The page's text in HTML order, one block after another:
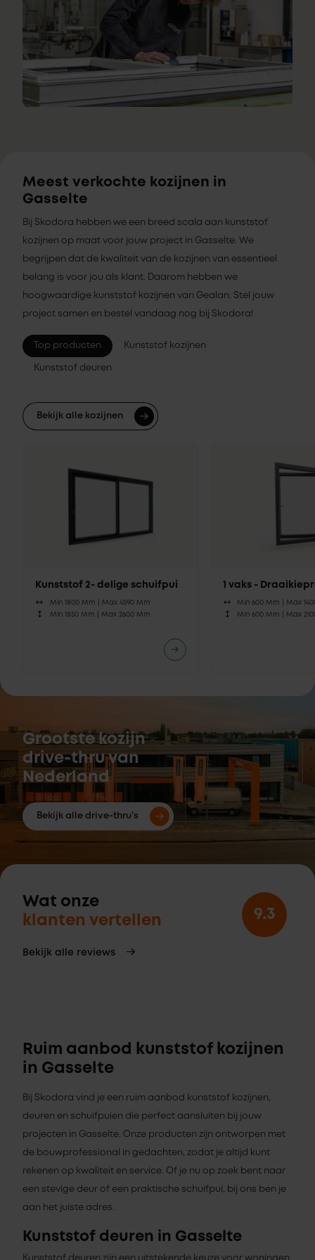
Meest verkochte kozijnen in
Gasselte
Bij Skodora hebben we een breed scala aan kunststof
kozijnen op maat voor jouw project in Gasselte. We
begrijpen dat de kwaliteit van de kozijnen van essentieel
belang is voor jou als klant. Daarom hebben we
hoogwaardige kunststof kozijnen van Gealan. Stel jouw
project samen en bestel vandaag nog bij Skodora!
Top producten Kunststof kozijnen
Kunststof deuren
Bekijk alle kozijnen
Kunststof 2- delige schuifpui
Min 1800 Mm | Max 4590 Mm
Min 1850 Mm | Max 2600 Mm
1 vaks -
Min 600 Mm |Max
Min 600 Mm |Max
Grootste kozijn
drive-thru van
Nederland
Bekijk alle drive-thru's
Wat onze
klanten vertellen
Bekijk alle reviews
9.3
Ruim aanbod kunststof kozijnen
in Gasselte
Bij Skodora vind je een ruim aanbod kunststof kozijnen,
deuren en schuifpuien die perfect aansluiten bij jouw
projecten in Gasselte. Onze producten zijn ontworpen met
de bouwprofessional in gedachten, zodat je altijd kunt
rekenen op kwaliteit en service. Of je nu op zoek bent naar
een stevige deur of een praktische schuifpui, bij ons ben je
aan het juiste adres.
Kunststof deuren in Gasselte
Kunststof deuren zijn een uitstekende keuze voor woningen